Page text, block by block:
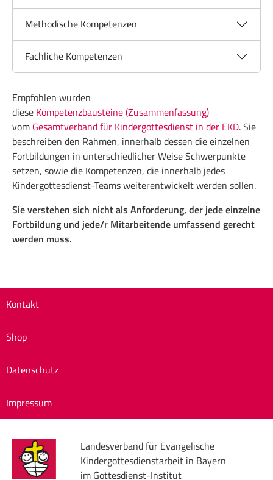
Methodische Kompetenzen
Fachliche Kompetenzen
Empfohlen wurden
diese Kompetenzbausteine (Zusammenfassung)
vom Gesamtverband für Kindergottesdienst in der EKD. Sie
beschreiben den Rahmen, innerhalb dessen die einzelnen
Fortbildungen in unterschiedlicher Weise Schwerpunkte
setzen, sowie die Kompetenzen, die innerhalb jedes
Kindergottesdienst-Teams weiterentwickelt werden sollen.
Sie verstehen sich nicht als Anforderung, der jede einzelne
Fortbildung und jede/r Mitarbeitende umfassend gerecht
werden muss.
Kontakt
Shop
Datenschutz
Impressum
Landesverband für Evangelische
Kindergottesdienstarbeit in Bayern
im Gottesdienst-Institut